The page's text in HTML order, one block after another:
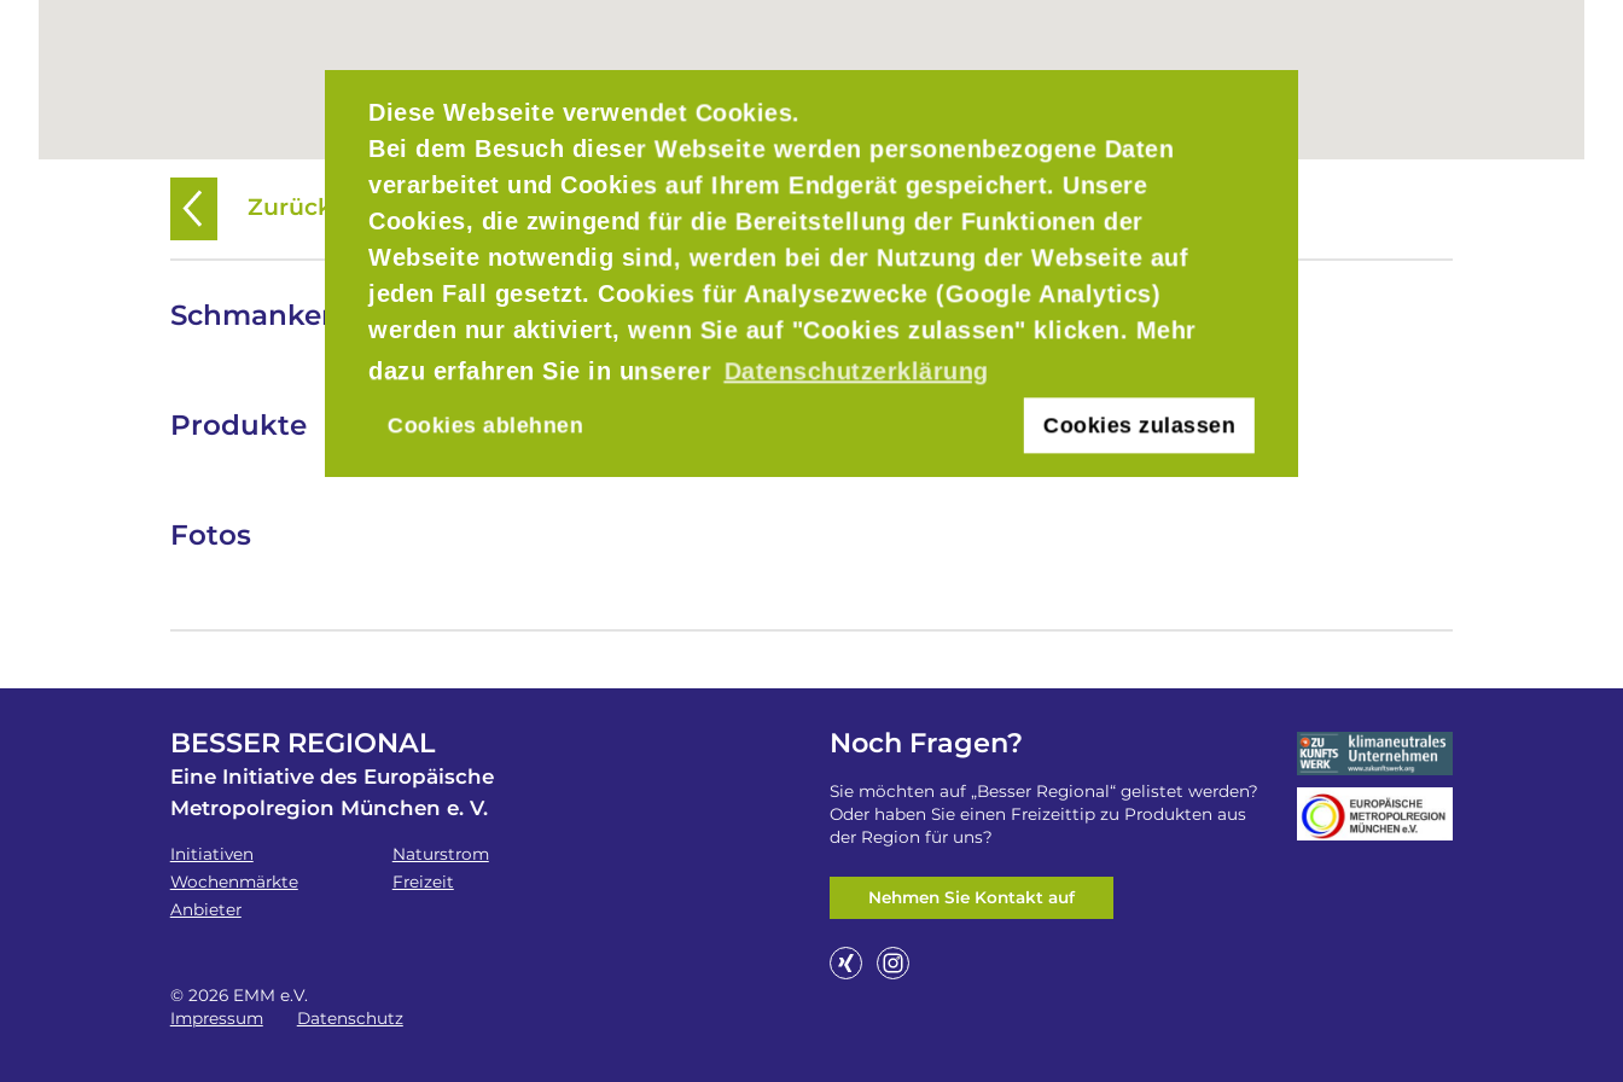
Diese Webseite verwendet Cookies.
Bei dem Besuch dieser Webseite werden personenbezogene Daten
verarbeitet und Cookies auf Ihrem Endgerät gespeichert. Unsere
Cookies, die zwingend für die Bereitstellung der Funktionen der
Webseite notwendig sind, werden bei der Nutzung der Webseite auf
jeden Fall gesetzt. Cookies für Analysezwecke (Google Analytics)
werden nur aktiviert, wenn Sie auf "Cookies zulassen" klicken. Mehr
dazu erfahren Sie in unserer Datenschutzerklärung
Cookies ablehnen Cookies zulassen
Zurück zur Übersicht
Schmankerlbräu
Produkte
Fotos
BESSER REGIONAL
Eine Initiative des Europäische
Metropolregion München e. V.
Initiativen
Wochenmärkte
Anbieter
Naturstrom
Freizeit
© 2026 EMM e.V.
Impressum
Datenschutz
Noch Fragen?
Sie möchten auf „Besser Regional“ gelistet werden?
Oder haben Sie einen Freizeittip zu Produkten aus
der Region für uns?
Nehmen Sie Kontakt auf